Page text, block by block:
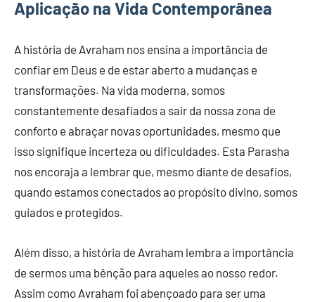
Aplicação na Vida Contemporânea
A história de Avraham nos ensina a importância de
confiar em Deus e de estar aberto a mudanças e
transformações. Na vida moderna, somos
constantemente desafiados a sair da nossa zona de
conforto e abraçar novas oportunidades, mesmo que
isso signifique incerteza ou dificuldades. Esta Parasha
nos encoraja a lembrar que, mesmo diante de desafios,
quando estamos conectados ao propósito divino, somos
guiados e protegidos.
Além disso, a história de Avraham lembra a importância
de sermos uma bênção para aqueles ao nosso redor.
Assim como Avraham foi abençoado para ser uma